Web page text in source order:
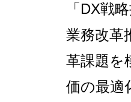
「DX戦
業務改革
革課題を
価の最適